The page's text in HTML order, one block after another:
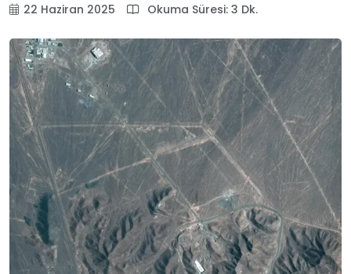
22 Haziran 2025 Okuma Süresi: 3 Dk.